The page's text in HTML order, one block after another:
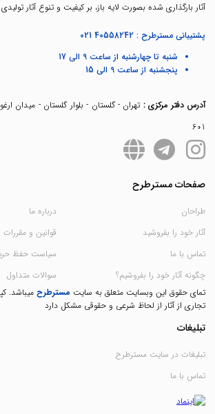
آثار بارگذاری شده بصورت لایه باز، بر کیفیت و تنوع آثار تولیدی
پشتیبانی مسترطرح : 021 40558242
شنبه تا چهارشنبه از ساعت 9 الی 17
پنجشنبه از ساعت 9 الی 15
آدرس دفتر مرکزی :
601
صفحات مسترطرح
طراحان
آثار خود را بفروشید
تماس با ما
چگونه آثار خود را بفروشیم؟
درباره ما
قوانین و مقررات
سیاست حفظ
سوالات متداول
تمای حقوق این وبسایت متعلق به سایت مسترطرح میباشد.
تجاری از آثار از لحاظ شرعی و حقوقی مشکل دارد
تبلیغات
تبلیغات در سایت مسترطرح
تماس با ما